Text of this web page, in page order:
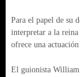
Para el papel de su
interpretar a la
ofrece una
El guionista William